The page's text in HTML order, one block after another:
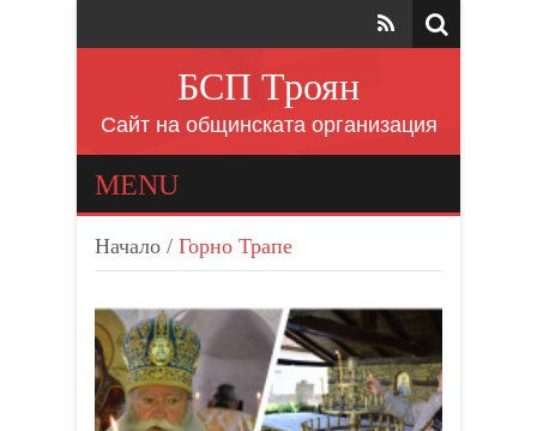
БСП Троян
Сайт на общинската организация
MENU
Начало / Горно Трапе